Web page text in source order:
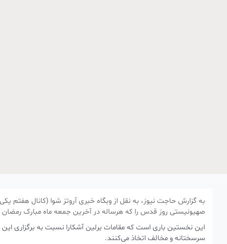
به گزارش حاجت نیوز، به نقل از وبگاه خبری آروتز شوا (کانال هفتم
صهیونیستی روز قدس را که هرساله در آخرین جمعه ماه مبارک رمضان
سرسختانه و مخالف اتخاذ می‌کنند.